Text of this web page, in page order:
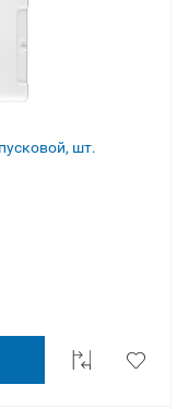
шт.